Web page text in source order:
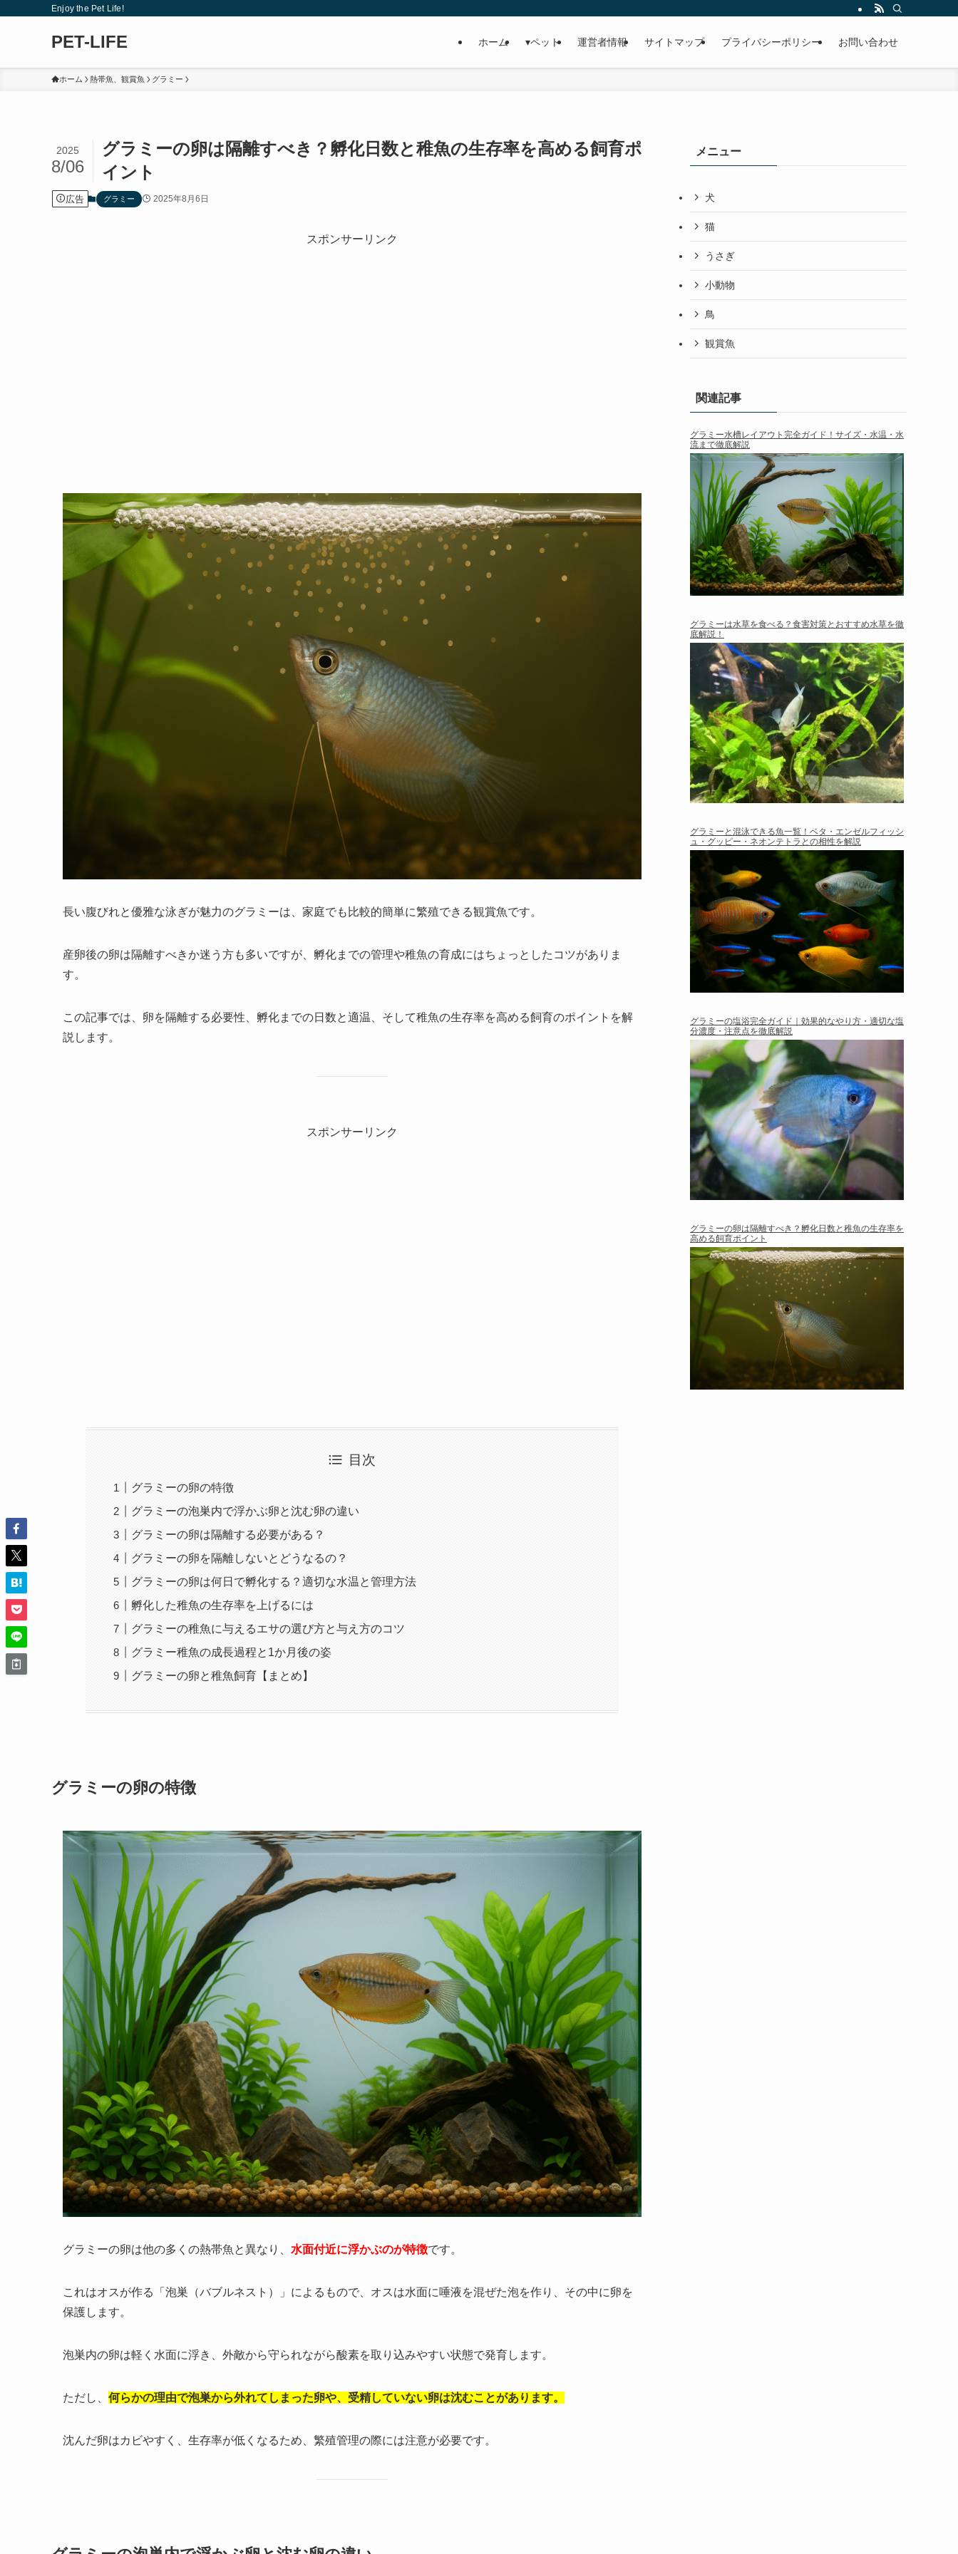
Enjoy the Pet Life!
PET-LIFE ホーム ▾ペット 運営者情報 サイトマップ プライバシーポリシー お問い合わせ
ホーム 熱帯魚、観賞魚 グラミー
グラミーの卵は隔離すべき？孵化日数と稚魚の生存率を高める飼育ポ
イント
2025
8/06
広告 グラミー 2025年8月6日
スポンサーリンク
長い腹びれと優雅な泳ぎが魅力のグラミーは、家庭でも比較的簡単に繁殖できる観賞魚です。
産卵後の卵は隔離すべきか迷う方も多いですが、孵化までの管理や稚魚の育成にはちょっとしたコツがありま
す。
この記事では、卵を隔離する必要性、孵化までの日数と適温、そして稚魚の生存率を高める飼育のポイントを解
説します。
スポンサーリンク
目次
グラミーの卵の特徴
グラミーの泡巣内で浮かぶ卵と沈む卵の違い
グラミーの卵は隔離する必要がある？
グラミーの卵を隔離しないとどうなるの？
グラミーの卵は何日で孵化する？適切な水温と管理方法
孵化した稚魚の生存率を上げるには
グラミーの稚魚に与えるエサの選び方と与え方のコツ
グラミー稚魚の成長過程と1か月後の姿
グラミーの卵と稚魚飼育【まとめ】
グラミーの卵の特徴
グラミーの卵は他の多くの熱帯魚と異なり、 水面付近に浮かぶのが特徴です。
これはオスが作る「泡巣（バブルネスト）」によるもので、オスは水面に唾液を混ぜた泡を作り、その中に卵を
保護します。
泡巣内の卵は軽く水面に浮き、外敵から守られながら酸素を取り込みやすい状態で発育します。
ただし、 何らかの理由で泡巣から外れてしまった卵や、受精していない卵は沈むことがあります。
沈んだ卵はカビやすく、生存率が低くなるため、繁殖管理の際には注意が必要です。
メニュー
犬
猫
うさぎ
小動物
鳥
観賞魚
関連記事
グラミー水槽レイアウト完全ガイド！サイズ・水温・水
流まで徹底解説
グラミーは水草を食べる？食害対策とおすすめ水草を徹
底解説！
グラミーと混泳できる魚一覧！ベタ・エンゼルフィッシ
ュ・グッピー・ネオンテトラとの相性を解説
グラミーの塩浴完全ガイド｜効果的なやり方・適切な塩
分濃度・注意点を徹底解説
グラミーの卵は隔離すべき？孵化日数と稚魚の生存率を
高める飼育ポイント